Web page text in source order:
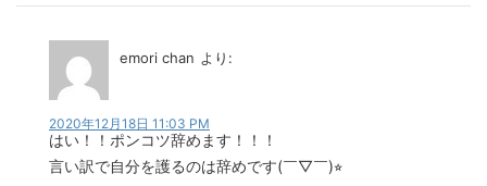
emori chan より:
2020年12月18日 11:03 PM
はい！！ポンコツ辞めます！！！
言い訳で自分を護るのは辞めです(￣▽￣)⭐︎